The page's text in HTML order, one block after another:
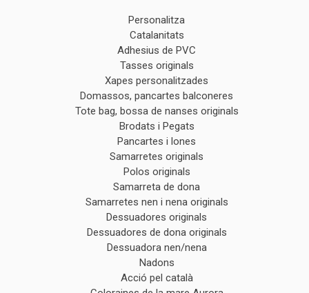
Personalitza
Catalanitats
Adhesius de PVC
Tasses originals
Xapes personalitzades
Domassos, pancartes balconeres
Tote bag, bossa de nanses originals
Brodats i Pegats
Pancartes i lones
Samarretes originals
Polos originals
Samarreta de dona
Samarretes nen i nena originals
Dessuadores originals
Dessuadores de dona originals
Dessuadora nen/nena
Nadons
Acció pel català